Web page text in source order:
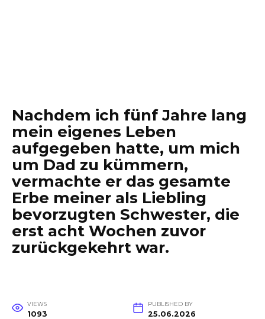
Nachdem ich fünf Jahre lang
mein eigenes Leben
aufgegeben hatte, um mich
um Dad zu kümmern,
vermachte er das gesamte
Erbe meiner als Liebling
bevorzugten Schwester, die
erst acht Wochen zuvor
zurückgekehrt war.
VIEWS
1093
PUBLISHED BY
25.06.2026